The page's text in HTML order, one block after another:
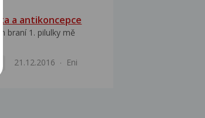
a antikoncepce
braní 1. pilulky mě
21.12.2016 Eni